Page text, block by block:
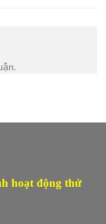
hoạt động thử